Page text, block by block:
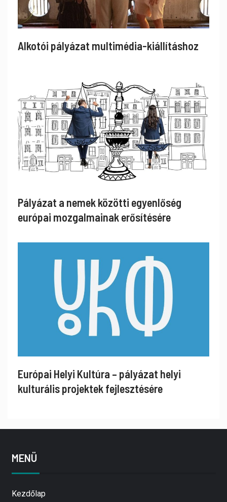
Alkotói pályázat multimédia-kiállításhoz
Pályázat a nemek közötti egyenlőség
európai mozgalmainak erősítésére
Európai Helyi Kultúra – pályázat helyi
kulturális projektek fejlesztésére
MENÜ
Kezdőlap